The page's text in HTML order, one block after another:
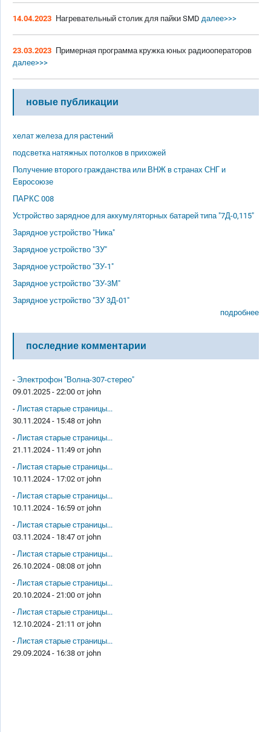
14.04.2023 Нагревательный столик для пайки SMD далее>>>
23.03.2023 Примерная программа кружка юных радиооператоров
далее>>>
новые публикации
хелат железа для растений
подсветка натяжных потолков в прихожей
Получение второго гражданства или ВНЖ в странах СНГ и
Евросоюзе
ПАРКС 008
Устройство зарядное для аккумуляторных батарей типа "7Д-0,115"
Зарядное устройство "Ника"
Зарядное устройство "ЗУ"
Зарядное устройство "ЗУ-1"
Зарядное устройство "ЗУ-3М"
Зарядное устройство "ЗУ 3Д-01"
подробнее
последние комментарии
- Электрофон "Волна-307-стерео"
09.01.2025 - 22:00 от john
- Листая старые страницы...
30.11.2024 - 15:48 от john
- Листая старые страницы...
21.11.2024 - 11:49 от john
- Листая старые страницы...
10.11.2024 - 17:02 от john
- Листая старые страницы...
10.11.2024 - 16:59 от john
- Листая старые страницы...
03.11.2024 - 18:47 от john
- Листая старые страницы...
26.10.2024 - 08:08 от john
- Листая старые страницы...
20.10.2024 - 21:00 от john
- Листая старые страницы...
12.10.2024 - 21:11 от john
- Листая старые страницы...
29.09.2024 - 16:38 от john